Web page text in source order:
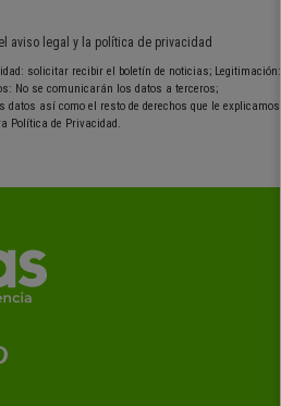
aviso legal y la política de privacidad
solicitar recibir el boletín de noticias; Legitimación:
No se comunicarán los datos a terceros;
datos así como el resto de derechos que le explicamos
Política de Privacidad.